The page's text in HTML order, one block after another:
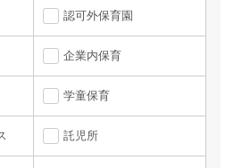
認可外保育園
企業内保育
学童保育
託児所